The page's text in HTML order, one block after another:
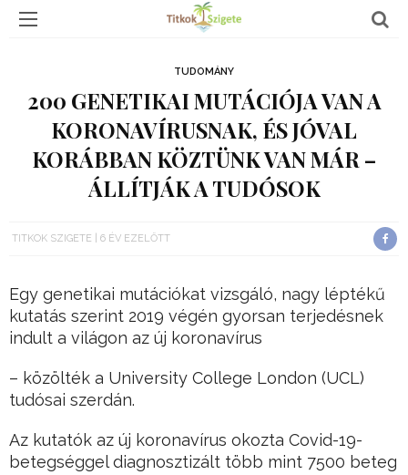
TUDOMÁNY
200 GENETIKAI MUTÁCIÓJA VAN A
KORONAVÍRUSNAK, ÉS JÓVAL
KORÁBBAN KÖZTÜNK VAN MÁR –
ÁLLÍTJÁK A TUDÓSOK
TITKOK SZIGETE 6 ÉV EZELŐTT
Egy genetikai mutációkat vizsgáló, nagy léptékű
kutatás szerint 2019 végén gyorsan terjedésnek
indult a világon az új koronavírus
– közölték a University College London (UCL)
tudósai szerdán.
Az kutatók az új koronavírus okozta Covid-19-
betegséggel diagnosztizált több mint 7500 beteg